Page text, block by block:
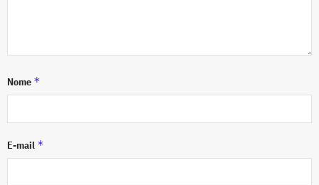
Nome *
E-mail *